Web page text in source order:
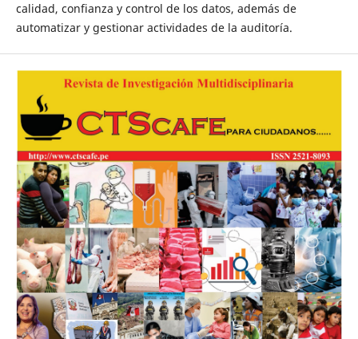
calidad, confianza y control de los datos, además de
automatizar y gestionar actividades de la auditoría.